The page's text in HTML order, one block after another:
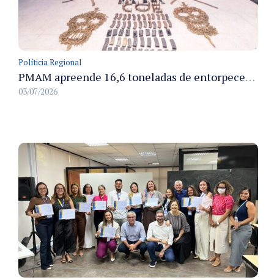
Políticia Regional
PMAM apreende 16,6 toneladas de entorpecentes e registra aumento nas prisões em flagrante e nas capturas de foragidos no primeiro semestre de 2026
03/07/2026